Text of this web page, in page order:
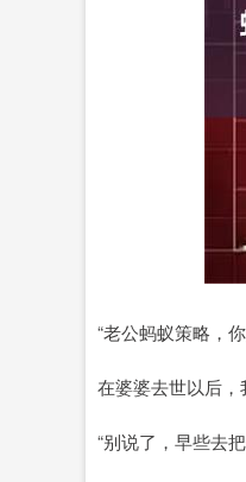
“老公蚂蚁策略，
在婆婆去世以后，
“别说了，早些去